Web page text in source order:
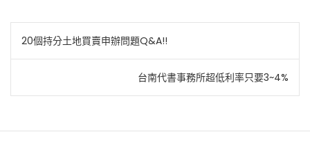
文
章
導
覽
20個持分土地買賣申辦問題Q&A!!
台南代書事務所超低利率只要3~4%